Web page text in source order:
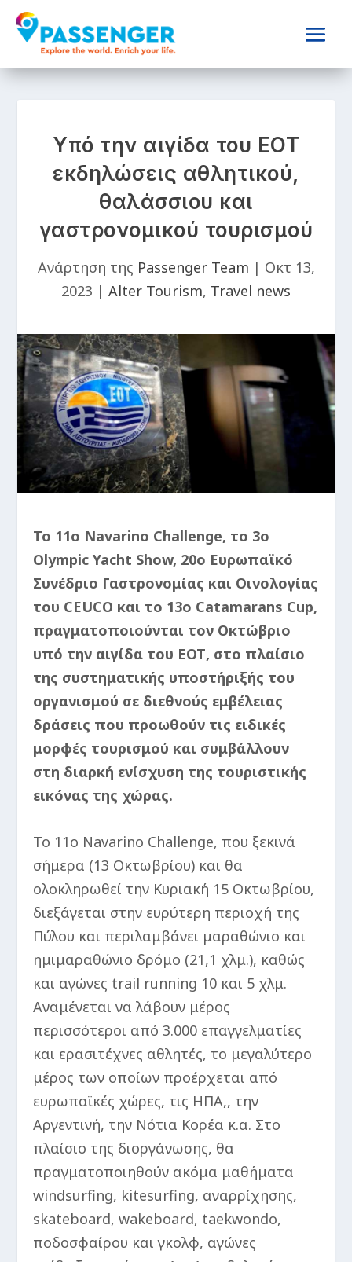
Υπό την αιγίδα του ΕΟΤ
εκδηλώσεις αθλητικού,
θαλάσσιου και
γαστρονομικού τουρισμού
Ανάρτηση της Passenger Team | Οκτ 13,
2023 | Alter Tourism, Travel news
Το 11ο Navarino Challenge, το 3ο
Olympic Yacht Show, 20ο Ευρωπαϊκό
Συνέδριο Γαστρονομίας και Οινολογίας
του CEUCO και το 13ο Catamarans Cup,
πραγματοποιούνται τον Οκτώβριο
υπό την αιγίδα του ΕΟΤ, στο πλαίσιο
της συστηματικής υποστήριξής του
οργανισμού σε διεθνούς εμβέλειας
δράσεις που προωθούν τις ειδικές
μορφές τουρισμού και συμβάλλουν
στη διαρκή ενίσχυση της τουριστικής
εικόνας της χώρας.
Το 11ο Navarino Challenge, που ξεκινά
σήμερα (13 Οκτωβρίου) και θα
ολοκληρωθεί την Κυριακή 15 Οκτωβρίου,
διεξάγεται στην ευρύτερη περιοχή της
Πύλου και περιλαμβάνει μαραθώνιο και
ημιμαραθώνιο δρόμο (21,1 χλμ.), καθώς
και αγώνες trail running 10 και 5 χλμ.
Αναμένεται να λάβουν μέρος
περισσότεροι από 3.000 επαγγελματίες
και ερασιτέχνες αθλητές, το μεγαλύτερο
μέρος των οποίων προέρχεται από
ευρωπαϊκές χώρες, τις ΗΠΑ,, την
Αργεντινή, την Νότια Κορέα κ.α. Στο
πλαίσιο της διοργάνωσης, θα
πραγματοποιηθούν ακόμα μαθήματα
windsurfing, kitesurfing, αναρρίχησης,
skateboard, wakeboard, taekwondo,
ποδοσφαίρου και γκολφ, αγώνες